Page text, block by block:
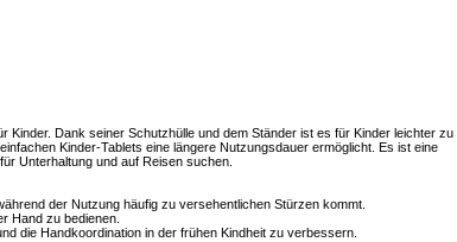
Kinder. Dank seiner Schutzhülle und dem Ständer ist es für Kinder leichter zu
Kinder-Tablets eine längere Nutzungsdauer ermöglicht. Es ist eine
Unterhaltung und auf Reisen suchen.
der Nutzung häufig zu versehentlichen Stürzen kommt.
Hand zu bedienen.
die Handkoordination in der frühen Kindheit zu verbessern.